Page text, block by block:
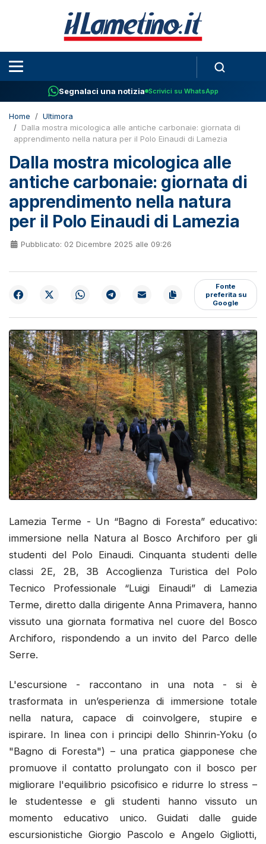
Segnalaci una notizia Scrivici su WhatsApp
Home
Ultimora
Dalla mostra micologica alle antiche carbonaie: giornata di
apprendimento nella natura per il Polo Einaudi di Lamezia
Dalla mostra micologica alle
antiche carbonaie: giornata di
apprendimento nella natura
per il Polo Einaudi di Lamezia
Pubblicato: 02 Dicembre 2025 alle 09:26
Fonte
preferita su
Google
Lamezia Terme - Un “Bagno di Foresta” educativo:
immersione nella Natura al Bosco Archiforo per gli
studenti del Polo Einaudi. Cinquanta studenti delle
classi 2E, 2B, 3B Accoglienza Turistica del Polo
Tecnico Professionale “Luigi Einaudi” di Lamezia
Terme, diretto dalla dirigente Anna Primavera, hanno
vissuto una giornata formativa nel cuore del Bosco
Archiforo, rispondendo a un invito del Parco delle
Serre.
L'escursione - raccontano in una nota - si è
trasformata in un’esperienza di immersione totale
nella natura, capace di coinvolgere, stupire e
ispirare. In linea con i principi dello Shinrin-Yoku (o
"Bagno di Foresta") – una pratica giapponese che
promuove il contatto prolungato con il bosco per
migliorare l'equilibrio psicofisico e ridurre lo stress –
le studentesse e gli studenti hanno vissuto un
momento educativo unico. Guidati dalle guide
escursionistiche Giorgio Pascolo e Angelo Gigliotti,